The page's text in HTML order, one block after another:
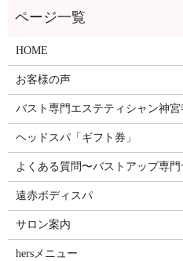
HOME
お客様の声
バスト専門エステティシャン神
ヘッドスパ「ギフト券」
よくある質問〜バストアップ専門
遠赤ボディスパ
サロン案内
hersメニュー